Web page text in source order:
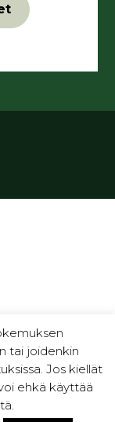
tai joidenkin
Jos kiellät
ehkä käyttää